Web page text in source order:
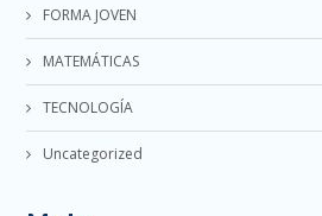
FORMA JOVEN
MATEMÁTICAS
TECNOLOGÍA
Uncategorized